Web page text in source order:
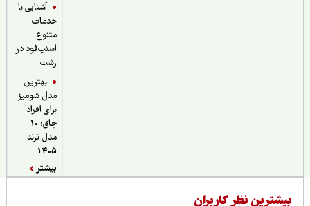
آشنایی با
خدمات
اسنپ‌فود در
بهترین
مدل شومیز
برای افراد
چاق؛ 10
مدل ترند
نظر کاربران